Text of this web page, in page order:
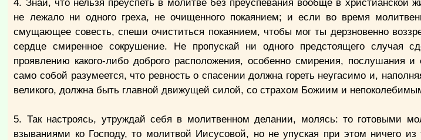
4. Знай, что нельзя преуспеть в молитве без преуспевания вообще в
не лежало ни одного греха, не очищенного покаянием; и если во время
смущающее совесть, спеши очиститься покаянием, чтобы мог ты дерзновенно
сердце смиренное сокрушение. Не пропускай ни одного предстоящего случая
проявлению какого-либо доброго расположения, особенно смирения, послушания
само собой разумеется, что ревность о спасении должна гореть неугасимо и,
великого, должна быть главной движущей силой, со страхом Божиим и
5. Так настроясь, утруждай себя в молитвенном делании, молясь: то готовыми
взываниями ко Господу, то молитвой Иисусовой, но не упуская при этом ничего из